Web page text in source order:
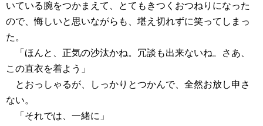
いている腕をつかまえて、とてもきつくおつねりになった
ので、悔しいと思いながらも、堪え切れずに笑ってしまっ
た。
「ほんと、正気の沙汰かね。冗談も出来ないね。さあ、
この直衣を着よう」
とおっしゃるが、しっかりとつかんで、全然お放し申さ
ない。
「それでは、一緒に」